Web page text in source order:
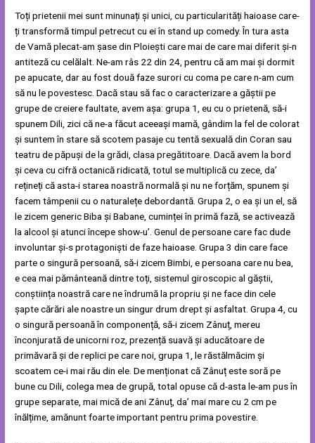
Toți prietenii mei sunt minunați și unici, cu particularități haioase care-
ți transformă timpul petrecut cu ei în stand up comedy. În tura asta
de Vamă plecat-am șase din Ploiești care mai de care mai diferit și-n
antiteză cu celălalt. Ne-am râs 22 din 24, pentru că am mai și dormit
pe apucate, dar au fost două faze surori cu coma pe care n-am cum
să nu le povestesc. Dacă stau să fac o caracterizare a găștii pe
grupe de creiere faultate, avem așa: grupa 1, eu cu o prietenă, să-i
spunem Dili, zici că ne-a făcut aceeași mamă, gândim la fel de colorat
și suntem în stare să scotem pasaje cu tentă sexuală din Coran sau
teatru de păpuși de la grădi, clasa pregătitoare. Dacă avem la bord
și ceva cu cifră octanică ridicată, totul se multiplică cu zece, da’
rețineți că asta-i starea noastră normală și nu ne forțăm, spunem și
facem tâmpenii cu o naturalețe debordantă. Grupa 2, o ea și un el, să
le zicem generic Biba și Babane, cuminței în primă fază, se activează
la alcool și atunci începe show-u’. Genul de persoane care fac dude
involuntar și-s protagoniști de faze haioase. Grupa 3 din care face
parte o singură persoană, să-i zicem Bimbi, e persoana care nu bea,
e cea mai pământeană dintre toți, sistemul giroscopic al găștii,
conștiința noastră care ne îndrumă la propriu și ne face din cele
șapte cărări ale noastre un singur drum drept și asfaltat. Grupa 4, cu
o singură persoană în componență, să-i zicem Zânuț, mereu
înconjurată de unicorni roz, prezență suavă și aducătoare de
primăvară și de replici pe care noi, grupa 1, le răstălmăcim și
scoatem ce-i mai rău din ele. De menționat că Zânuț este soră pe
bune cu Dili, colega mea de grupă, total opuse că d-asta le-am pus în
grupe separate, mai mică de ani Zânuț, da’ mai mare cu 2 cm pe
înălțime, amănunt foarte important pentru prima povestire.